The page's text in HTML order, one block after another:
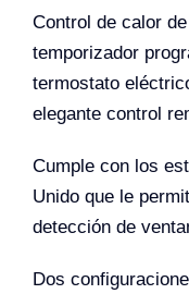
Control de calor
temporizador
termostato
elegante control
Cumple con los
Unido que le
detección de
Dos